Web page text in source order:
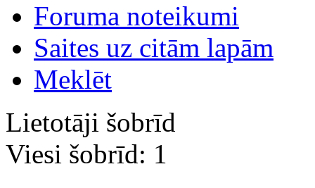
Foruma noteikumi
Saites uz citām lapām
Meklēt
Lietotāji šobrīd
Viesi šobrīd: 1